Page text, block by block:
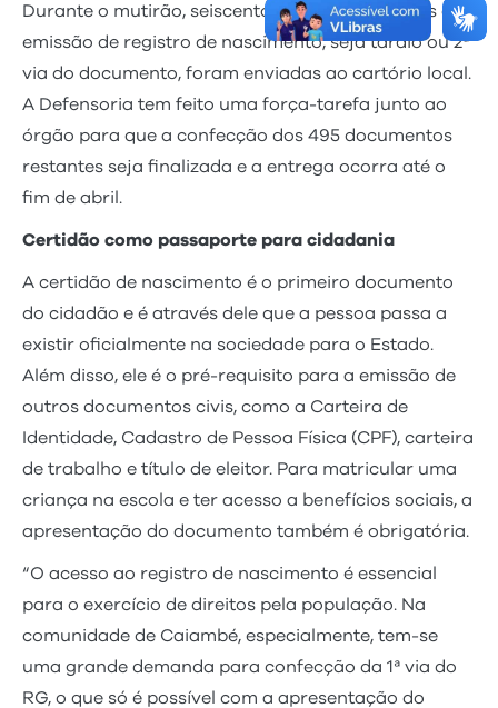
Durante o mutirão, seiscentos e seis solicitações de
emissão de registro de nascimento, seja tardio ou 2ª
via do documento, foram enviadas ao cartório local.
A Defensoria tem feito uma força-tarefa junto ao
órgão para que a confecção dos 495 documentos
restantes seja finalizada e a entrega ocorra até o
fim de abril.
Certidão como passaporte para cidadania
A certidão de nascimento é o primeiro documento
do cidadão e é através dele que a pessoa passa a
existir oficialmente na sociedade para o Estado.
Além disso, ele é o pré-requisito para a emissão de
outros documentos civis, como a Carteira de
Identidade, Cadastro de Pessoa Física (CPF), carteira
de trabalho e título de eleitor. Para matricular uma
criança na escola e ter acesso a benefícios sociais, a
apresentação do documento também é obrigatória.
“O acesso ao registro de nascimento é essencial
para o exercício de direitos pela população. Na
comunidade de Caiambé, especialmente, tem-se
uma grande demanda para confecção da 1ª via do
RG, o que só é possível com a apresentação do